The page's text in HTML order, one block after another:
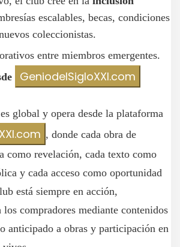
escalables, becas, condiciones
coleccionistas.
entre miembros emergentes.
GeniodelSigloXXI.com
global y opera desde la plataforma
, donde cada obra de
como revelación, cada texto como
y cada acceso como oportunidad
está siempre en acción,
compradores mediante contenidos
anticipado a obras y participación en